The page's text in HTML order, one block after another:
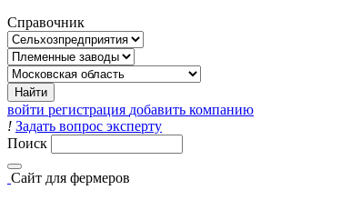
Справочник
войти регистрация добавить компанию
! Задать вопрос эксперту
Поиск
Сайт для фермеров